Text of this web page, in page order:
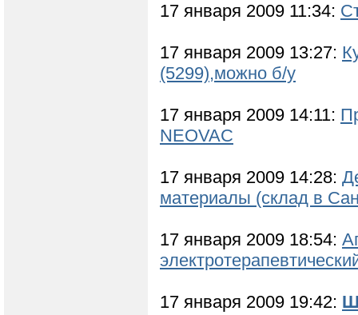
17 января 2009 11:34:
17 января 2009 13:27:
(5299),можно б/у
17 января 2009 14:11:
NEOVAC
17 января 2009 14:28:
материалы (склад в
17 января 2009 18:54:
17 января 2009 19:42: